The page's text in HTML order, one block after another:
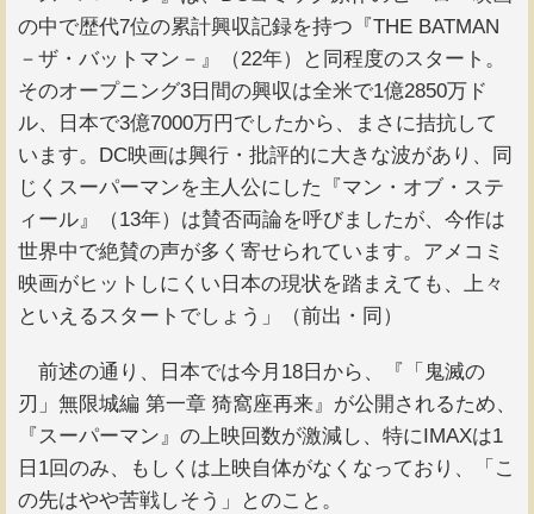
の中で歴代7位の累計興収記録を持つ『THE BATMAN
－ザ・バットマン－』（22年）と同程度のスタート。
そのオープニング3日間の興収は全米で1億2850万ド
ル、日本で3億7000万円でしたから、まさに拮抗して
います。DC映画は興行・批評的に大きな波があり、同
じくスーパーマンを主人公にした『マン・オブ・ステ
ィール』（13年）は賛否両論を呼びましたが、今作は
世界中で絶賛の声が多く寄せられています。アメコミ
映画がヒットしにくい日本の現状を踏まえても、上々
といえるスタートでしょう」（前出・同）
前述の通り、日本では今月18日から、『「鬼滅の
刃」無限城編 第一章 猗窩座再来』が公開されるため、
『スーパーマン』の上映回数が激減し、特にIMAXは1
日1回のみ、もしくは上映自体がなくなっており、「こ
の先はやや苦戦しそう」とのこと。